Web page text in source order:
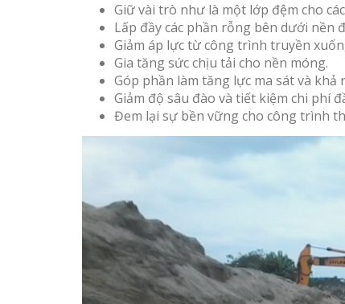
Giữ vài trò như là một lớp đệm cho
Lấp đầy các phần rỗng bên dưới nền
Giảm áp lực từ công trình truyền
Gia tăng sức chịu tải cho nền móng.
Góp phần làm tăng lực ma sát và
Giảm độ sâu đào và tiết kiệm chi phí
Đem lại sự bền vững cho công trình